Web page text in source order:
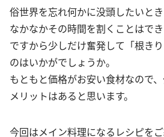
俗世界を忘れ何かに没頭したいとき
なかなかその時間を割くことはでき
ですから少しだけ奮発して「根き
のはいかがでしょうか。
もともと価格がお安い食材なので
メリットはあると思います。
今回はメイン料理になるレシピを